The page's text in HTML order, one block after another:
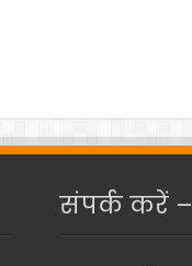
संपर्क करें –